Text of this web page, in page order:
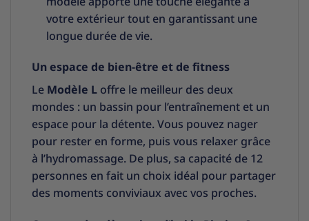
votre extérieur tout en garantissant une
longue durée de vie.
Un espace de bien-être et de fitness
Le Modèle L offre le meilleur des deux
mondes : un bassin pour l’entraînement et un
espace pour la détente. Vous pouvez nager
pour rester en forme, puis vous relaxer grâce
à l’hydromassage. De plus, sa capacité de 12
personnes en fait un choix idéal pour partager
des moments conviviaux avec vos proches.